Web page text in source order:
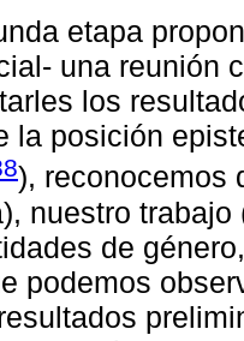
etapa
una reunión
los
la posición
), reconocemos
nuestro
de
podemos